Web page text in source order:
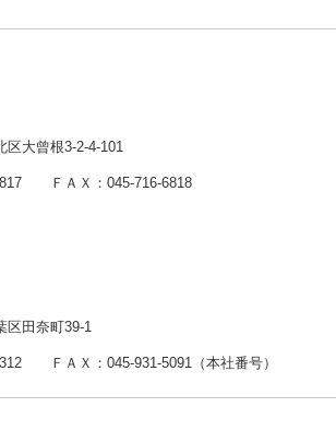
大曾根3-2-4-101
ＦＡＸ：045-716-6818
区田奈町39-1
ＦＡＸ：045-931-5091（本社番号）